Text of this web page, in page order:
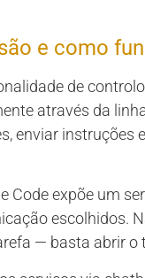
e como
de
através da
enviar instruções
Code expõe um
escolhidos.
— basta abrir o